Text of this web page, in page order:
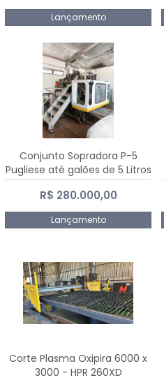
Lançamento
Conjunto Sopradora P-5
Pugliese até galões de 5 Litros
R$ 280.000,00
Lançamento
Corte Plasma Oxipira 6000 x
3000 - HPR 260XD